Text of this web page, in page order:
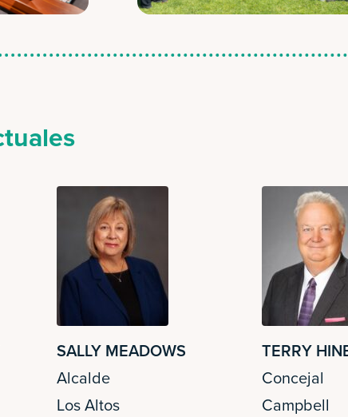
SALLY MEADOWS
Alcalde
Los Altos
TERRY
Concejal
Campbell